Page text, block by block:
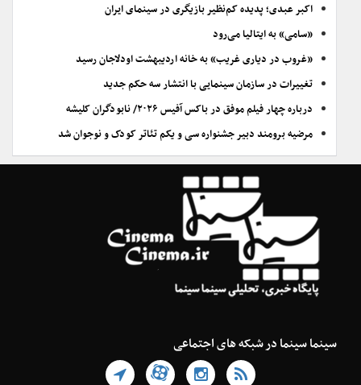
اکبر عبدی؛ پدیده کم‌نظیر بازیگری در سینمای ایران
«سامی» به ایتالیا می‌رود
«غروب در دیاری غریب» به خانه اردیبهشت اودلاجان رسید
تغییرات در سازمان سینمایی با انتشار سه حکم جدید
درباره چهار فیلم موفق در باکس آفیس ۲۰۲۶/ نابودگران کلیشه
مرضیه برومند دبیر جشنواره سی و یکم تئاتر کودک و نوجوان شد
سینما سینما در شبکه های اجتماعی